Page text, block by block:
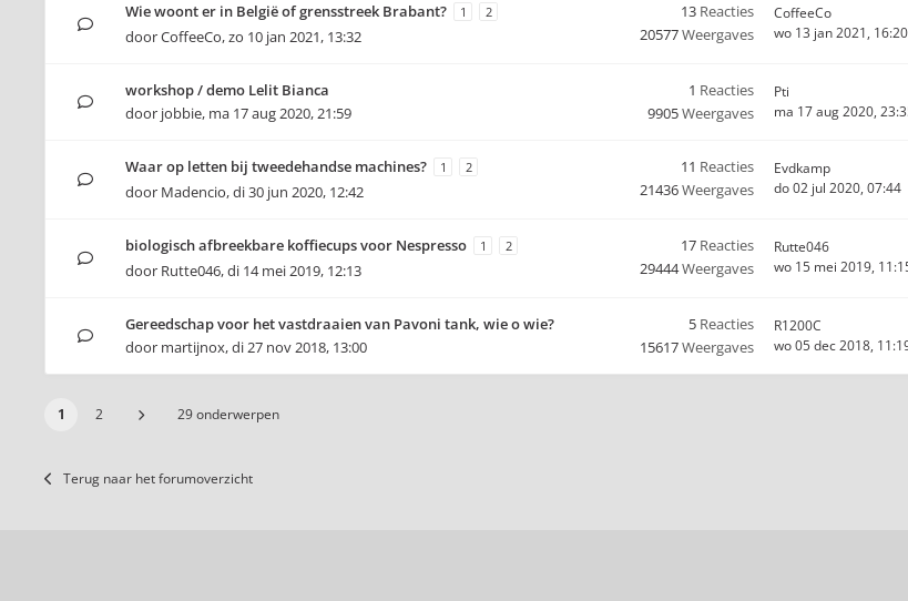
Wie woont er in België of grensstreek Brabant? 1 2
doorCoffeeCo,zo 10 jan 2021, 13:32
13 Reacties
20577Weergaves
CoffeeCo
wo 13 jan 2021, 16:20
workshop / demo Lelit Bianca
door jobbie, ma 17 aug 2020, 21:59
1 Reacties
9905Weergaves
Pti
ma 17 aug 2020,
Waar op letten bij tweedehandse machines? 1 2
door Madencio,di 30 jun 2020, 12:42
11 Reacties
21436Weergaves
Evdkamp
do 02 jul 2020, 07:44
biologisch afbreekbare koffiecups voor Nespresso 1 2
door Rutte046,di 14 mei 2019, 12:13
17 Reacties
29444Weergaves
Rutte046
wo 15 mei 2019,
Gereedschap voor het vastdraaien van Pavoni tank, wie o wie?
door martijnox,di 27 nov 2018, 13:00
5 Reacties
15617Weergaves
R1200C
wo 05 dec 2018,
1 2 29 onderwerpen
Terug naar het forumoverzicht